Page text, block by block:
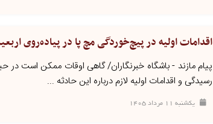
اقدامات اولیه در پیچ‌خوردگی مچ پا در پیاده‌روی
پیام مازند - باشگاه خبرنگاران/ گاهی اوقات ممکن است در
رسیدگی و اقدامات اولیه لازم درباره این حادثه ...
يکشنبه ۱۱ مرداد ۱۴۰۵